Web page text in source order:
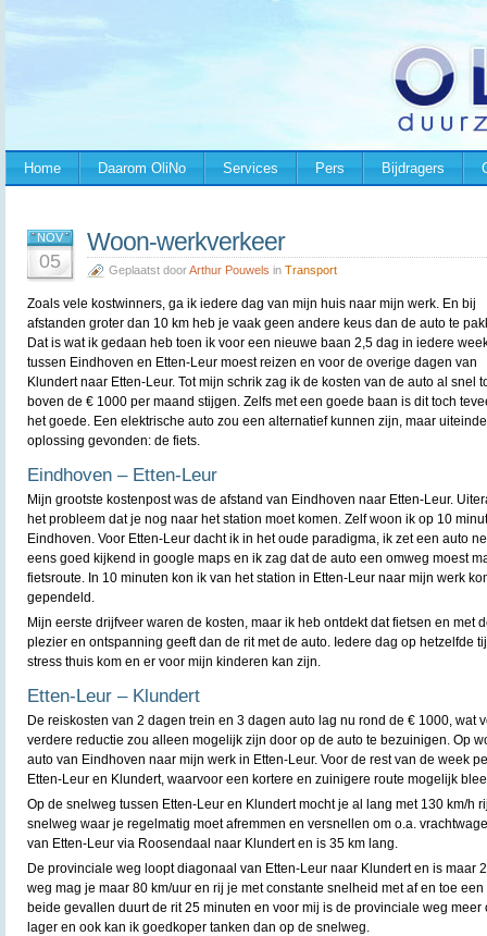
Home Daarom OliNo Services Pers Bijdragers
NOV
05
Woon-werkverkeer
Geplaatst doorArthur Pouwels in Transport
Zoals vele kostwinners, ga ik iedere dag van mijn huis naar mijn werk. En bij
afstanden groter dan 10 km heb je vaak geen andere keus dan de auto te
Dat is wat ik gedaan heb toen ik voor een nieuwe baan 2,5 dag in iedere
tussen Eindhoven en Etten-Leur moest reizen en voor de overige dagen van
Klundert naar Etten-Leur. Tot mijn schrik zag ik de kosten van de auto al snel
boven de € 1000 per maand stijgen. Zelfs met een goede baan is dit toch
het goede. Een elektrische auto zou een alternatief kunnen zijn, maar
oplossing gevonden: de fiets.
Eindhoven – Etten-Leur
Mijn grootste kostenpost was de afstand van Eindhoven naar Etten-Leur.
het probleem dat je nog naar het station moet komen. Zelf woon ik op 10
Eindhoven. Voor Etten-Leur dacht ik in het oude paradigma, ik zet een auto
eens goed kijkend in google maps en ik zag dat de auto een omweg moest
fietsroute. In 10 minuten kon ik van het station in Etten-Leur naar mijn werk
gependeld.
Mijn eerste drijfveer waren de kosten, maar ik heb ontdekt dat fietsen en met
plezier en ontspanning geeft dan de rit met de auto. Iedere dag op hetzelfde
stress thuis kom en er voor mijn kinderen kan zijn.
Etten-Leur – Klundert
De reiskosten van 2 dagen trein en 3 dagen auto lag nu rond de € 1000, wat
verdere reductie zou alleen mogelijk zijn door op de auto te bezuinigen. Op
auto van Eindhoven naar mijn werk in Etten-Leur. Voor de rest van de week
Etten-Leur en Klundert, waarvoor een kortere en zuinigere route mogelijk
Op de snelweg tussen Etten-Leur en Klundert mocht je al lang met 130 km/h
snelweg waar je regelmatig moet afremmen en versnellen om o.a.
van Etten-Leur via Roosendaal naar Klundert en is 35 km lang.
De provinciale weg loopt diagonaal van Etten-Leur naar Klundert en is maar
weg mag je maar 80 km/uur en rij je met constante snelheid met af en toe
beide gevallen duurt de rit 25 minuten en voor mij is de provinciale weg
lager en ook kan ik goedkoper tanken dan op de snelweg.